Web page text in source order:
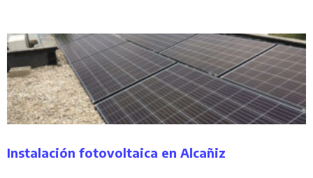
Instalación fotovoltaica en Alcañiz